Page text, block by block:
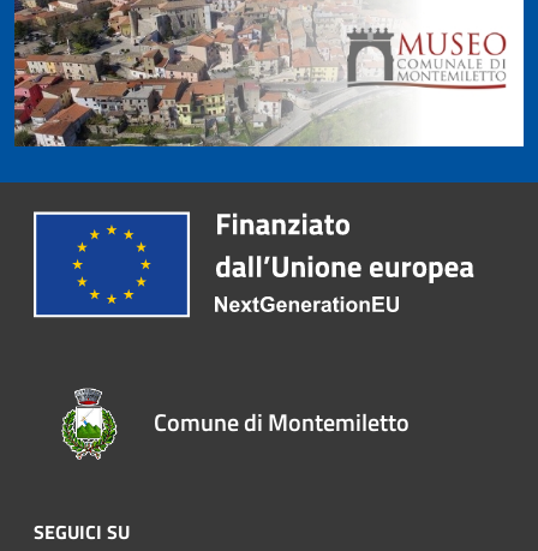
Comune di Montemiletto
SEGUICI SU